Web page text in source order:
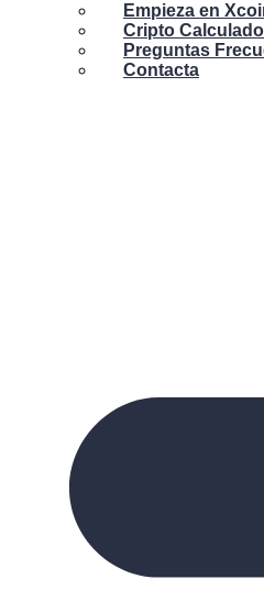
Empieza en
Cripto
Preguntas
Contacta